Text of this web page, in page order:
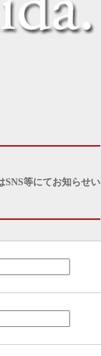
SNS等にてお知らせい